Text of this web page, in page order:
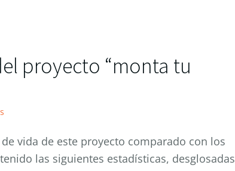
proyecto “monta tu
vida de este proyecto comparado con los
las siguientes estadísticas, desglosadas